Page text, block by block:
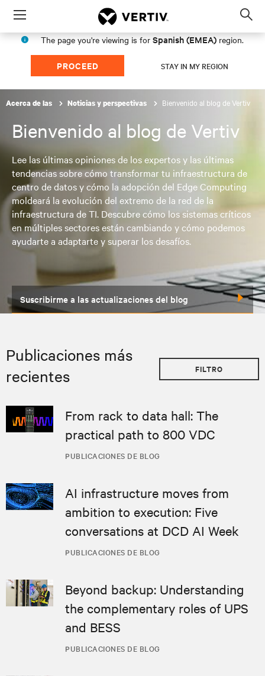
Menu
The page you're viewing is for Spanish (EMEA) region.
PROCEED STAY IN MY REGION
Acerca de las Noticias y perspectivas Bienvenido al blog de Vertiv
Bienvenido al blog de Vertiv
Lee las últimas opiniones de los expertos y las últimas
tendencias sobre cómo transformar tu infraestructura de
centro de datos y cómo la adopción del Edge Computing
moldeará la evolución del extremo de la red de la
infraestructura de TI. Descubre cómo los sistemas críticos
en múltiples sectores están cambiando y cómo podemos
ayudarte a adaptarte y superar los desafíos.
Enviar
Publicaciones más
recientes
FILTRO
PUBLICACIONES DE BLOG
From rack to data hall: The
practical path to 800 VDC
PUBLICACIONES DE BLOG
AI infrastructure moves from
ambition to execution: Five
conversations at DCD AI Week
PUBLICACIONES DE BLOG
Beyond backup: Understanding
the complementary roles of UPS
and BESS